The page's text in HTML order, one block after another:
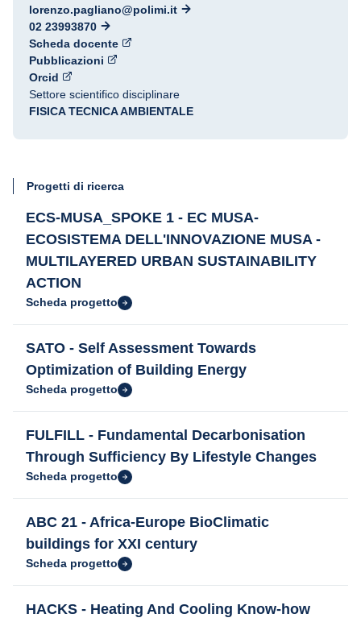
lorenzo.pagliano@polimi.it
02 23993870
Scheda docente
Pubblicazioni
Orcid
Settore scientifico disciplinare
FISICA TECNICA AMBIENTALE
Progetti di ricerca
ECS-MUSA_SPOKE 1 - EC MUSA-
ECOSISTEMA DELL'INNOVAZIONE MUSA -
MULTILAYERED URBAN SUSTAINABILITY
ACTION
Scheda progetto
SATO - Self Assessment Towards
Optimization of Building Energy
Scheda progetto
FULFILL - Fundamental Decarbonisation
Through Sufficiency By Lifestyle Changes
Scheda progetto
ABC 21 - Africa-Europe BioClimatic
buildings for XXI century
Scheda progetto
HACKS - Heating And Cooling Know-how